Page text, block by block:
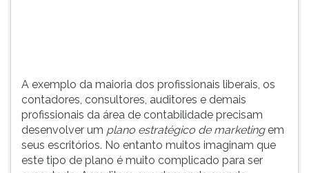
pausar
leitura
pressione
(primeira
A exemplo da maioria dos profissionais liberais, os
contadores, consultores, auditores e demais
profissionais da área de contabilidade precisam
desenvolver um plano estratégico de marketing em
seus escritórios. No entanto muitos imaginam que
este tipo de plano é muito complicado para ser